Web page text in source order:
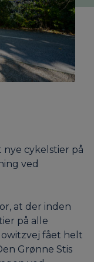
cykelstier på
ved
at der inden
på alle
fået helt
Grønne Stis